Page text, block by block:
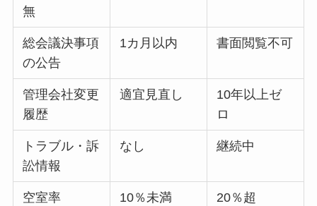
無
総会議決事項
の公告
1カ月以内 書面閲覧不可
管理会社変更
履歴
適宜見直し
10年以上ゼ
ロ
トラブル・訴
訟情報
なし 継続中
空室率 10％未満 20％超